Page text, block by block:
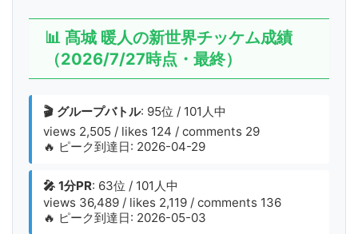
📊 髙城 暖人の新世界チッケム成績
（2026/7/27時点・最終）
🎬 グループバトル: 95位 / 101人中
views 2,505 / likes 124 / comments 29
🔥 ピーク到達日: 2026-04-29
🎤 1分PR: 63位 / 101人中
views 36,489 / likes 2,119 / comments 136
🔥 ピーク到達日: 2026-05-03